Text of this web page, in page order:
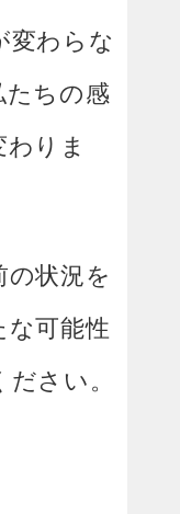
変わらな
たちの感
りま
状況を
な可能性
さい。